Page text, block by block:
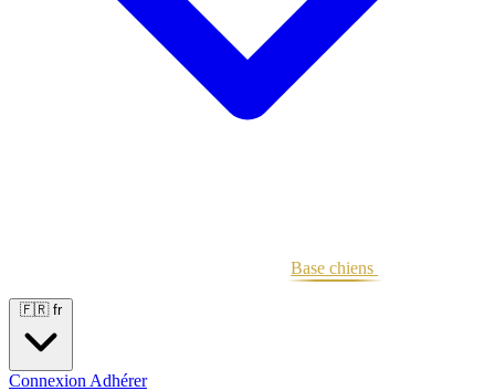
Base chiens
🇫🇷 fr
Connexion Adhérer